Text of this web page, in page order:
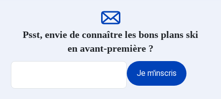
Psst, envie de connaître les bons plans ski
en avant-première ?
Je m'inscris